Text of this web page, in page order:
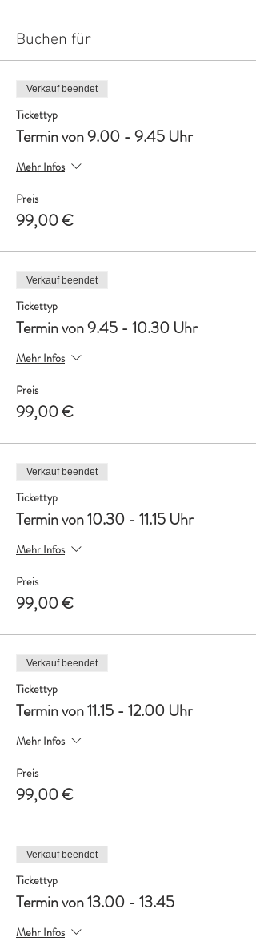
Buchen für
Verkauf beendet
Tickettyp
Termin von 9.00 - 9.45 Uhr
Mehr Infos
Preis
99,00 €
Verkauf beendet
Tickettyp
Termin von 9.45 - 10.30 Uhr
Mehr Infos
Preis
99,00 €
Verkauf beendet
Tickettyp
Termin von 10.30 - 11.15 Uhr
Mehr Infos
Preis
99,00 €
Verkauf beendet
Tickettyp
Termin von 11.15 - 12.00 Uhr
Mehr Infos
Preis
99,00 €
Verkauf beendet
Tickettyp
Termin von 13.00 - 13.45
Mehr Infos